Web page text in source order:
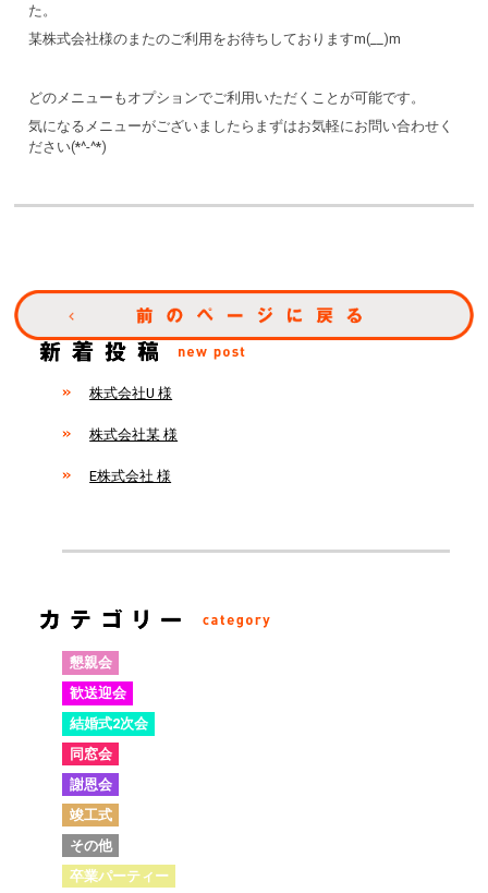
た。
某株式会社様のまたのご利用をお待ちしておりますm(__)m
どのメニューもオプションでご利用いただくことが可能です。
気になるメニューがございましたらまずはお気軽にお問い合わせく
ださい(*^-^*)
株式会社U 様
株式会社某 様
E株式会社 様
懇親会
歓送迎会
結婚式2次会
同窓会
謝恩会
竣工式
その他
卒業パーティー